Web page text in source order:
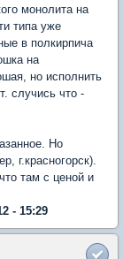
монолита на
типа уже
в полкирпича
на
но исполнить
случись что -
Но
г.красногорск).
там с ценой и
- 15:29